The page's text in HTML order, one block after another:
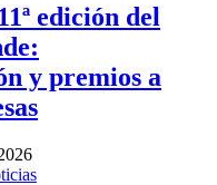
edición del
y premios a